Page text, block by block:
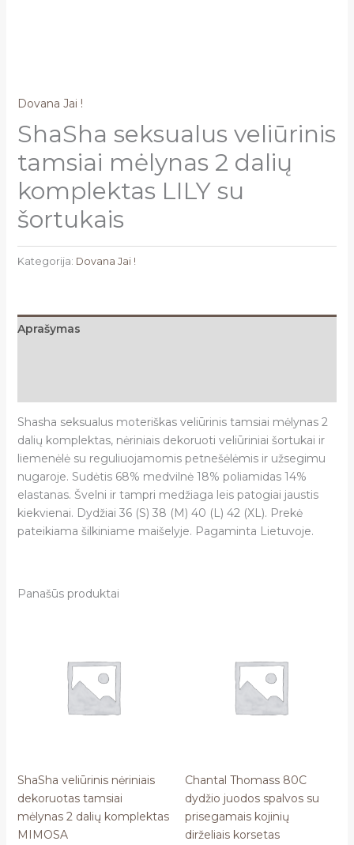
Dovana Jai !
ShaSha seksualus veliūrinis
tamsiai mėlynas 2 dalių
komplektas LILY su
šortukais
Kategorija: Dovana Jai !
Aprašymas
Shasha seksualus moteriškas veliūrinis tamsiai mėlynas 2
dalių komplektas, nėriniais dekoruoti veliūriniai šortukai ir
liemenėlė su reguliuojamomis petnešėlėmis ir užsegimu
nugaroje. Sudėtis 68% medvilnė 18% poliamidas 14%
elastanas. Švelni ir tampri medžiaga leis patogiai jaustis
kiekvienai. Dydžiai 36 (S) 38 (M) 40 (L) 42 (XL). Prekė
pateikiama šilkiniame maišelyje. Pagaminta Lietuvoje.
Panašūs produktai
ShaSha veliūrinis nėriniais
dekoruotas tamsiai
mėlynas 2 dalių komplektas
MIMOSA
Chantal Thomass 80C
dydžio juodos spalvos su
prisegamais kojinių
dirželiais korsetas